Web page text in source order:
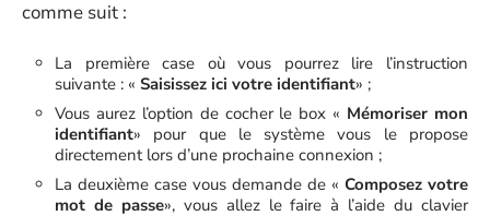
comme suit :
La première case où vous pourrez lire l’instruction
suivante : « Saisissez ici votre identifiant» ;
Vous aurez l’option de cocher le box « Mémoriser mon
identifiant» pour que le système vous le propose
directement lors d’une prochaine connexion ;
La deuxième case vous demande de « Composez votre
mot de passe», vous allez le faire à l’aide du clavier